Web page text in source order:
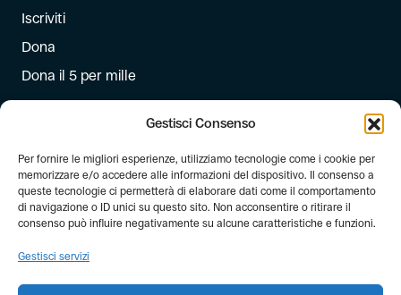
Gestisci Consenso
Per fornire le migliori esperienze, utilizziamo tecnologie come i cookie per
memorizzare e/o accedere alle informazioni del dispositivo. Il consenso a
queste tecnologie ci permetterà di elaborare dati come il comportamento
di navigazione o ID unici su questo sito. Non acconsentire o ritirare il
consenso può influire negativamente su alcune caratteristiche e funzioni.
Gestisci servizi
Iscriviti
Dona
Dona il 5 per mille